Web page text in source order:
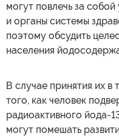
могут повлечь за
и органы системы
поэтому обсудить
населения
В случае принятия их в
того, как человек
радиоактивного йода-
могут помешать